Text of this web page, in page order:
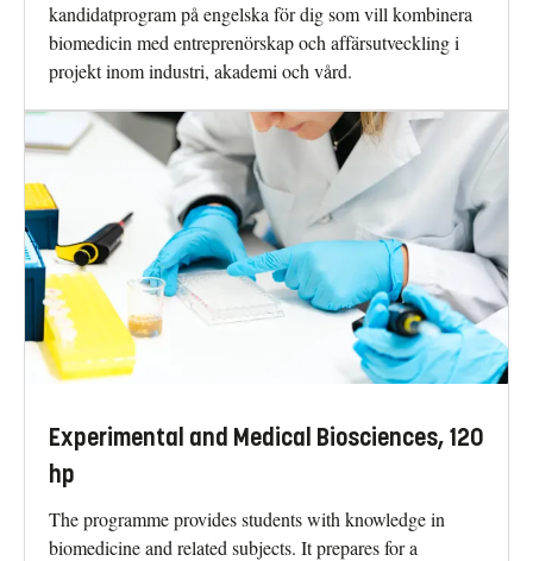
kandidatprogram på engelska för dig som vill kombinera
biomedicin med entreprenörskap och affärsutveckling i
projekt inom industri, akademi och vård.
Experimental and Medical Biosciences, 120
hp
The programme provides students with knowledge in
biomedicine and related subjects. It prepares for a